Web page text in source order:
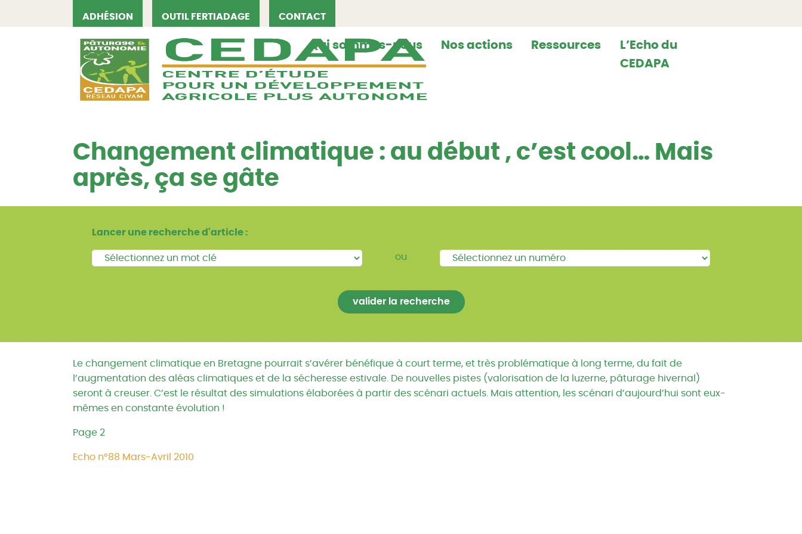
ADHÉSION OUTIL FERTIADAGE CONTACT
CEDAPA Qui sommes-nous Nos actions Ressources
L’Echo du
CEDAPA
Changement climatique : au début , c’est cool… Mais
après, ça se gâte
Lancer une recherche d'article :
ou
Le changement climatique en Bretagne pourrait s’avérer bénéfique à court terme, et très problématique à long terme, du fait de
l’augmentation des aléas climatiques et de la sécheresse estivale. De nouvelles pistes (valorisation de la luzerne, pâturage hivernal)
seront à creuser. C’est le résultat des simulations élaborées à partir des scénari actuels. Mais attention, les scénari d’aujourd’hui sont eux-
mêmes en constante évolution !
Page 2
Echo n°88 Mars-Avril 2010